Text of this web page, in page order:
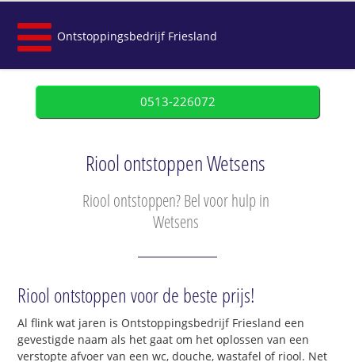
Ontstoppingsbedrijf Friesland
0513-226072
Riool ontstoppen Wetsens
Riool ontstoppen? Bel voor hulp in
Wetsens
Riool ontstoppen voor de beste prijs!
Al flink wat jaren is Ontstoppingsbedrijf Friesland een
gevestigde naam als het gaat om het oplossen van een
verstopte afvoer van een wc, douche, wastafel of riool. Net